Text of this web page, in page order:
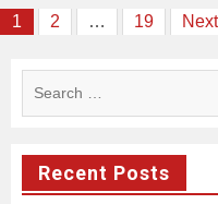
Posts
1 2 … 19 Next
Recent Posts